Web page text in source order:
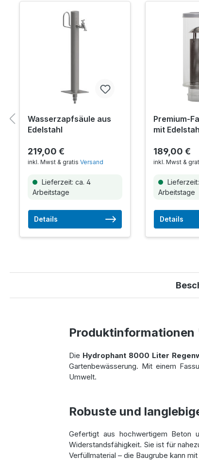
Wasserzapfsäule aus
Edelstahl
219,00 €
inkl. Mwst & gratis Versand
Lieferzeit: ca. 4
Arbeitstage
Details
Premium-
mit
189,00 €
inkl. Mwst &
Arbeitstage
Details
Produktinformationen
Die Hydrophant 8000 Liter
Gartenbewässerung. Mit einem
Umwelt.
Robuste und
Gefertigt aus hochwertigem Beton
Widerstandsfähigkeit. Sie ist für
Verfüllmaterial – die Baugrube kann